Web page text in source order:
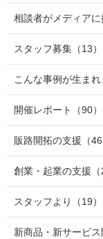
相談者がメディアに
スタッフ募集 （13）
こんな事例が生まれ
開催レポート （90）
販路開拓の支援 （46
創業・起業の支援
スタッフより （19）
新商品・新サービ